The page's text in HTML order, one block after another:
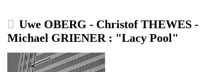
Uwe OBERG - Christof THEWES -
Michael GRIENER : "Lacy Pool"